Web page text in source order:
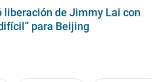
liberación de Jimmy Lai con
para Beijing